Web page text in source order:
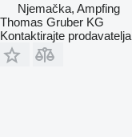
Njemačka, Ampfing
Thomas Gruber KG
Kontaktirajte prodavatelja